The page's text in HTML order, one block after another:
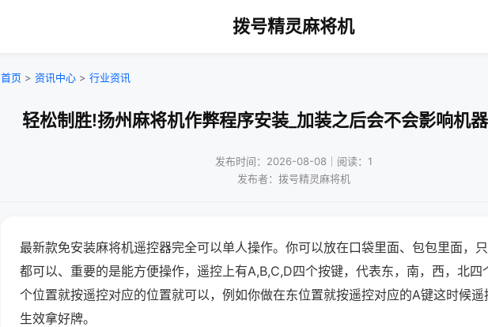
拨号精灵麻将机
首页 > 资讯中心 > 行业资讯
轻松制胜!扬州麻将机作弊程序安装_加装之后会不会影响机
发布时间：2026-08-08｜阅读：1
发布者：拨号精灵麻将机
最新款免安装麻将机遥控器完全可以单人操作。你可以放在口袋里面、包包里面，
都可以、重要的是能方便操作，遥控上有A,B,C,D四个按键，代表东，南，西，北四
个位置就按遥控对应的位置就可以，例如你做在东位置就按遥控对应的A键这时候
生效拿好牌。